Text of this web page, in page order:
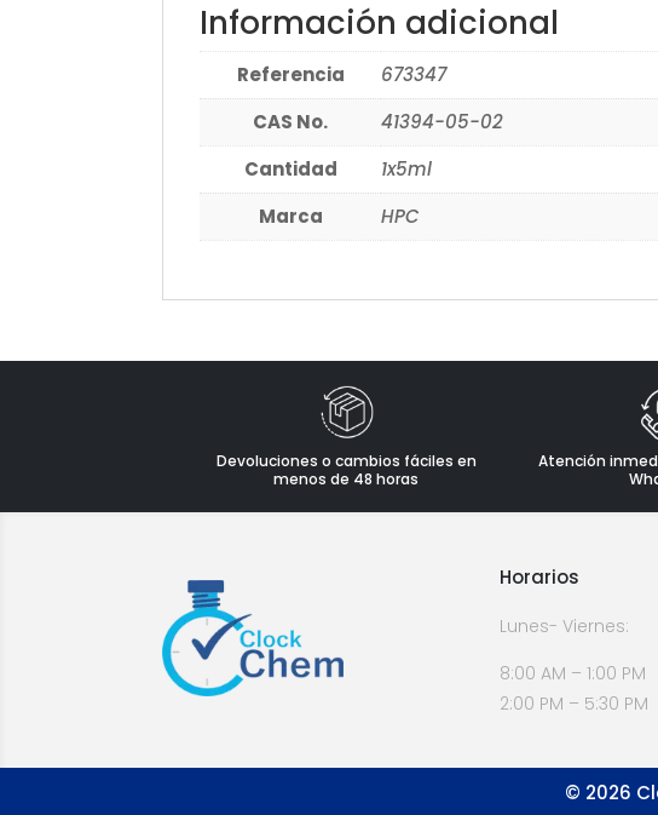
Información adicional
Referencia
673347
CAS No.
41394-05-02
Cantidad
1x5ml
Marca
HPC
Devoluciones o cambios fáciles en
menos de 48 horas
Atención
Horarios
Lunes- Viernes:
8:00 AM – 1:00 PM
2:00 PM – 5:30 PM
© 2026